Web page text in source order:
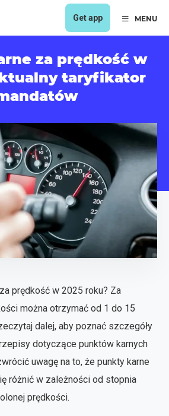
Get app MENU
za prędkość w
taryfikator
prędkość w 2025 roku? Za
można otrzymać od 1 do 15
dalej, aby poznać szczegóły
dotyczące punktów karnych
uwagę na to, że punkty karne
różnić w zależności od stopnia
prędkości.